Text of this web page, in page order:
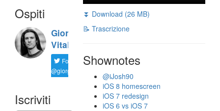
Ospiti
Giorgio
Vitali
Follow
@giorgio__vit
Iscriviti
⏬ Download (26 MB)
📝 Trascrizione
Shownotes
@iJosh90
iOS 8 homescreen
iOS 7 redesign
iOS 6 vs iOS 7